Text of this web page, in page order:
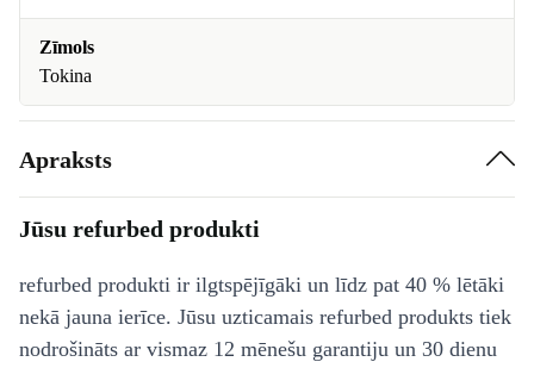
Zīmols
Tokina
Apraksts
Jūsu refurbed produkti
refurbed produkti ir ilgtspējīgāki un līdz pat 40 % lētāki
nekā jauna ierīce. Jūsu uzticamais refurbed produkts tiek
nodrošināts ar vismaz 12 mēnešu garantiju un 30 dienu